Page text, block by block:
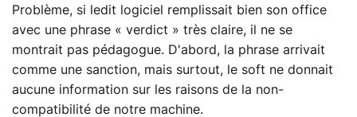
Problème, si ledit logiciel remplissait bien son office
avec une phrase « verdict » très claire, il ne se
montrait pas pédagogue. D'abord, la phrase arrivait
comme une sanction, mais surtout, le soft ne donnait
aucune information sur les raisons de la non-
compatibilité de notre machine.